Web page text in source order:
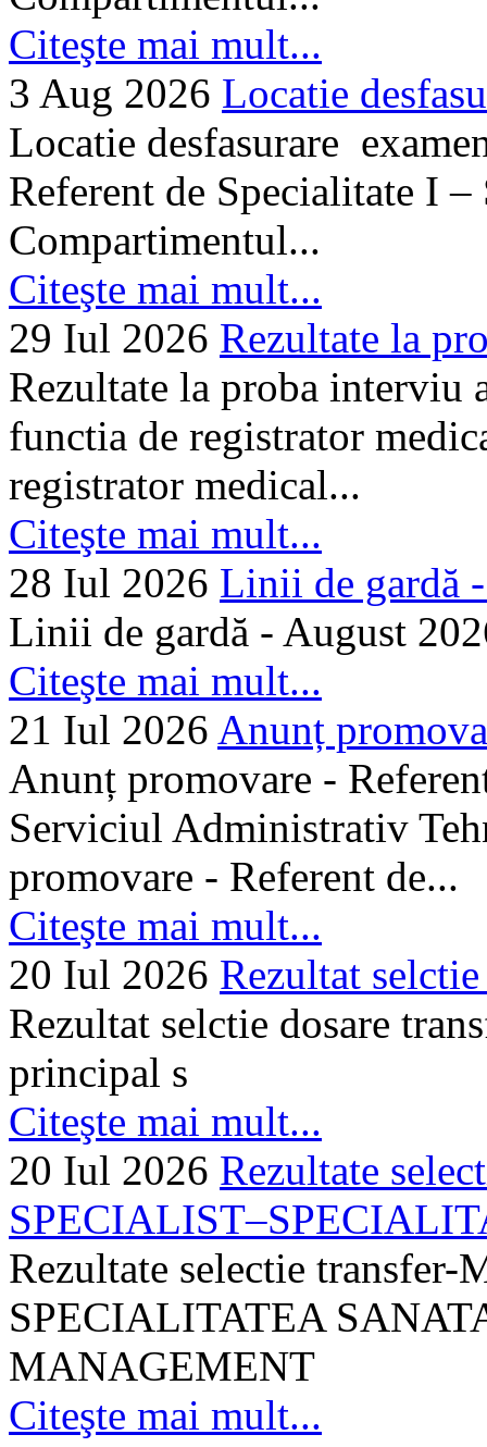
Citeşte mai mult...
3 Aug 2026 Locatie
Locatie desfasurare
Referent de Specialitate I
Compartimentul...
Citeşte mai mult...
29 Iul 2026 Rezultate la
Rezultate la proba interviu
functia de registrator
registrator medical...
Citeşte mai mult...
28 Iul 2026 Linii de gardă
Linii de gardă - August
Citeşte mai mult...
21 Iul 2026 Anunț
Anunț promovare -
Serviciul Administrativ
promovare - Referent de...
Citeşte mai mult...
20 Iul 2026 Rezultat
Rezultat selctie dosare
principal s
Citeşte mai mult...
20 Iul 2026 Rezultate
Rezultate selectie
SPECIALITATEA
MANAGEMENT
Citeşte mai mult...